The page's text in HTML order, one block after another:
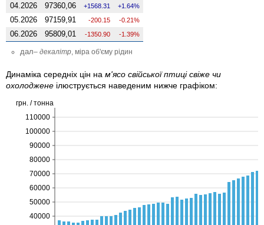
04.2026 97360,06 1568.31 1.64%
05.2026 97159,91 -200.15 -0.21%
06.2026 95809,01 -1350.90 -1.39%
дал– декалітр , міра об'єму рідин
Динаміка середніх цін на м'ясо свійської птиці свіже чи
охолоджене ілюструється наведеним нижче графіком:
40000
50000
60000
70000
80000
90000
100000
110000
грн. / тонна